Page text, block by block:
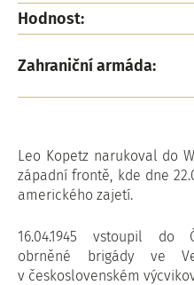
Hodnost:
Zahraniční armáda:
Leo Kopetz narukoval do
západní frontě, kde dne
amerického zajetí.
16.04.1945 vstoupil do
obrněné brigády ve
v československém